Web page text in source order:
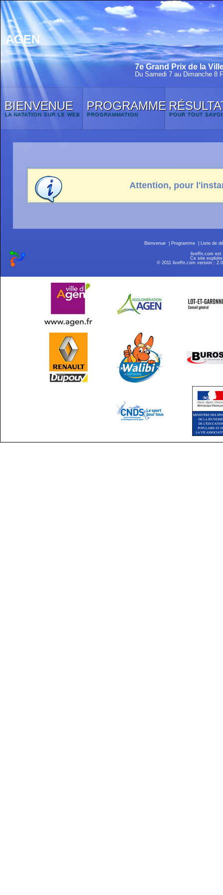
AGEN
7e Grand Prix de la
Du Samedi 7 au Dimanche 8
BIENVENUE
LA NATATION SUR LE WEB
PROGRAMME
PROGRAMMATION POUR TOUT
Attention, pour
Bienvenue Programme Liste de
liveffn.com est
Ce site
© 2011 liveffn.com version :